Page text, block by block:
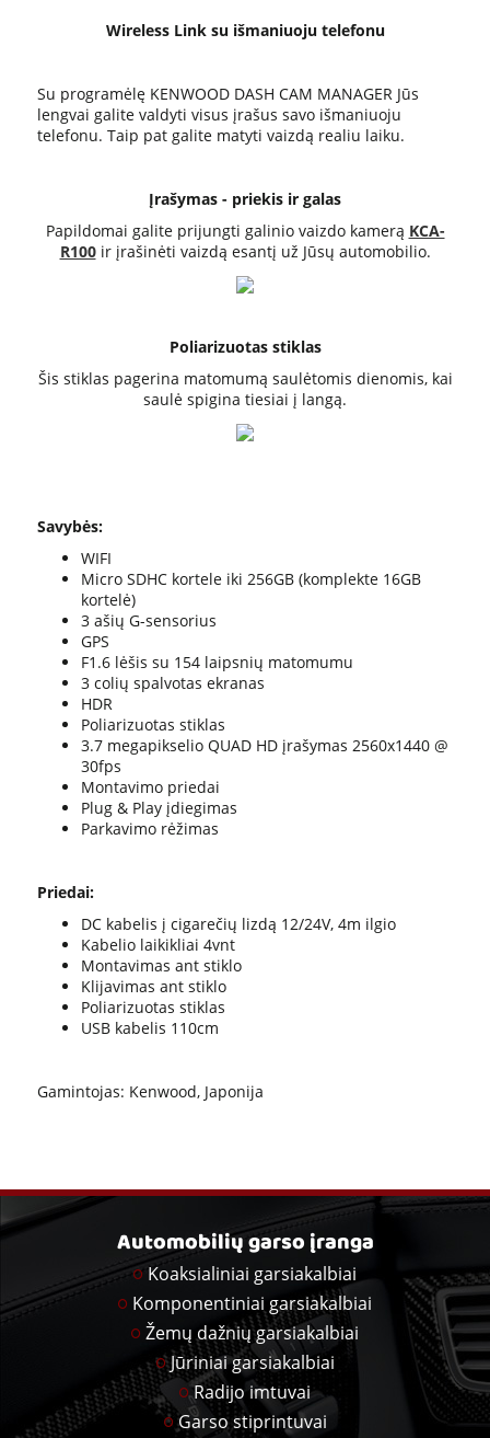
Wireless Link su išmaniuoju telefonu
Su programėlę KENWOOD DASH CAM MANAGER Jūs
lengvai galite valdyti visus įrašus savo išmaniuoju
telefonu. Taip pat galite matyti vaizdą realiu laiku.
Įrašymas - priekis ir galas
Papildomai galite prijungti galinio vaizdo kamerą KCA-
R100ir įrašinėti vaizdą esantį už Jūsų automobilio.
Poliarizuotas stiklas
Šis stiklas pagerina matomumą saulėtomis dienomis, kai
saulė spigina tiesiai į langą.
Savybės:
WIFI
Micro SDHC kortele iki 256GB (komplekte 16GB
kortelė)
3 ašių G-sensorius
GPS
F1.6 lėšis su 154 laipsnių matomumu
3 colių spalvotas ekranas
HDR
Poliarizuotas stiklas
3.7 megapikselio QUAD HD įrašymas 2560x1440 @
30fps
Montavimo priedai
Plug & Play įdiegimas
Parkavimo rėžimas
Priedai:
DC kabelis į cigarečių lizdą 12/24V, 4m ilgio
Kabelio laikikliai 4vnt
Montavimas ant stiklo
Klijavimas ant stiklo
Poliarizuotas stiklas
USB kabelis 110cm
Gamintojas: Kenwood, Japonija
Automobilių garso įranga
Koaksialiniai garsiakalbiai
Komponentiniai garsiakalbiai
Žemų dažnių garsiakalbiai
Jūriniai garsiakalbiai
Radijo imtuvai
Garso stiprintuvai